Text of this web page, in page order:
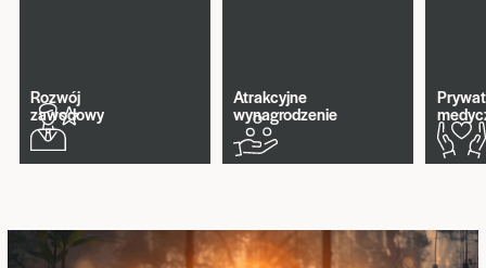
Rozwój
zawodowy
Atrakcyjne
wynagrodzenie